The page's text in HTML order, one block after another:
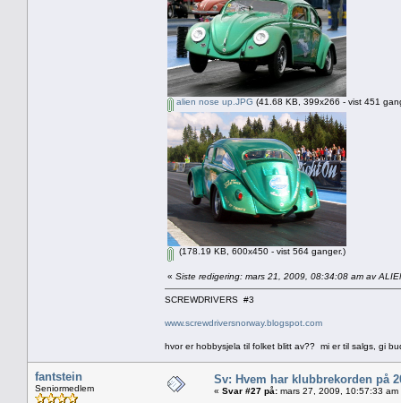
alien nose up.JPG (41.68 KB, 399x266 - vist 451
(178.19 KB, 600x450 - vist 564 ganger.)
« Siste redigering: mars 21, 2009, 08:34:08 am av
SCREWDRIVERS #3
www.screwdriversnorway.blogspot.com
hvor er hobbysjela til folket blitt av?? mi er til salgs, gi
fantstein
Seniormedlem
Sv: Hvem har klubbrekorden på
« Svar #27 på: mars 27, 2009, 10:57:33 am